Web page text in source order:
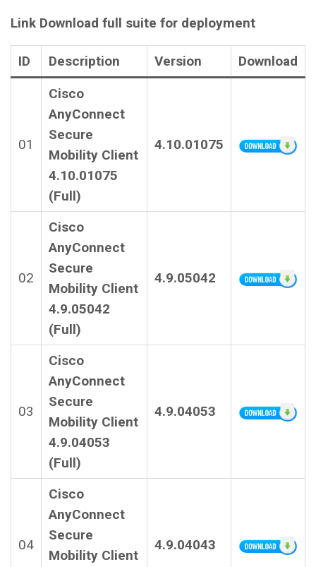
Link Download full suite for deployment
ID Description Version Download
01
Cisco
AnyConnect
Secure
Mobility Client
4.10.01075
(Full)
4.10.01075
02
Cisco
AnyConnect
Secure
Mobility Client
4.9.05042
(Full)
4.9.05042
03
Cisco
AnyConnect
Secure
Mobility Client
4.9.04053
(Full)
4.9.04053
04
Cisco
AnyConnect
Secure
Mobility Client
4.9.04043